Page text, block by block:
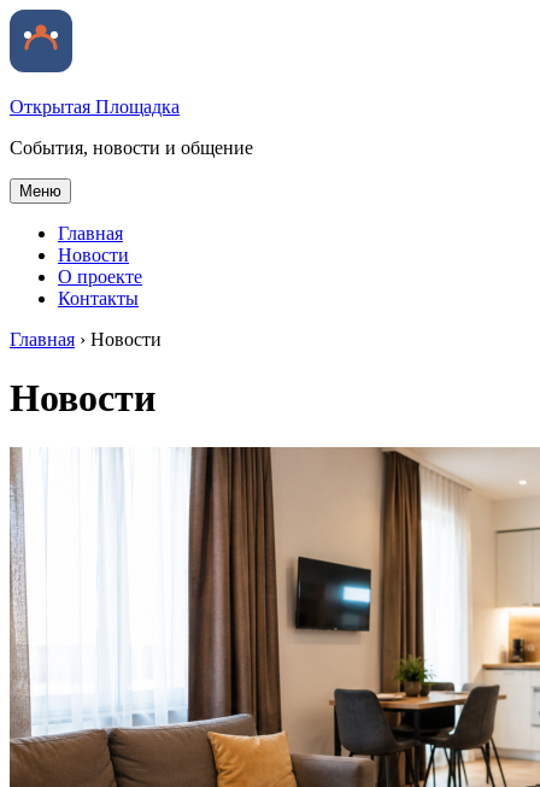
Открытая Площадка
События, новости и общение
Меню
Главная
Новости
О проекте
Контакты
Главная › Новости
Новости